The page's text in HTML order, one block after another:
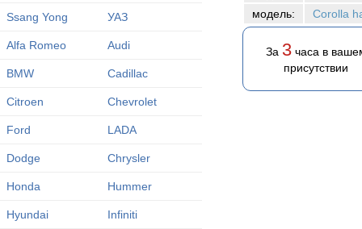
Ssang Yong УАЗ
Alfa Romeo Audi
BMW Cadillac
Citroen Chevrolet
Ford LADA
Dodge Chrysler
Honda Hummer
Hyundai Infiniti
модель:
Corolla
За 3часа в
присутствии